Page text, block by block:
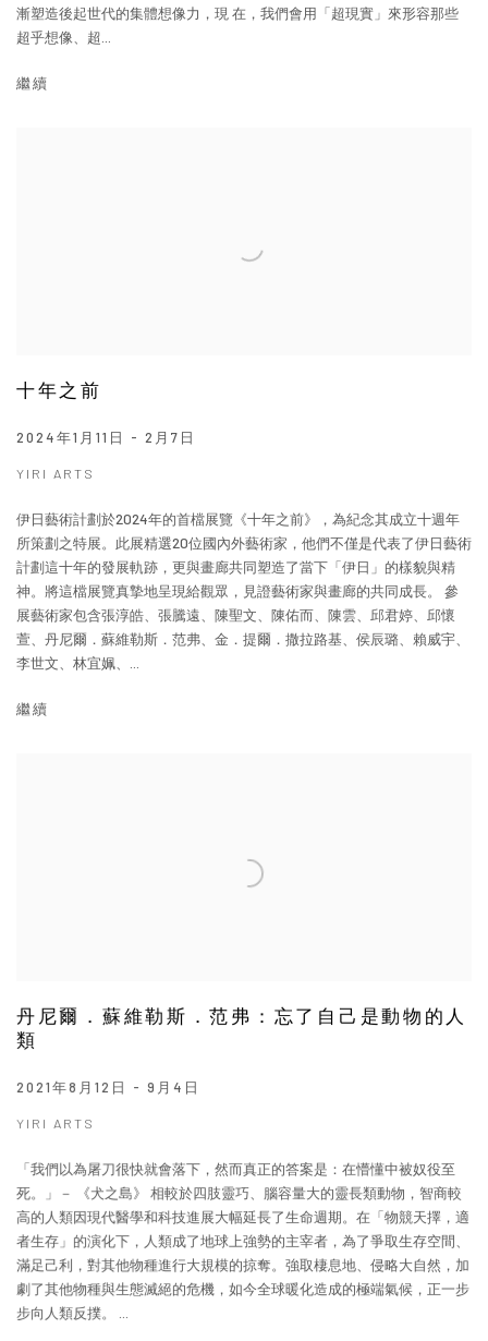
漸塑造後起世代的集體想像力，現 在，我們會用「超現實」來形容那些
超乎想像、超...
繼續
十年之前
2024年1月11日 - 2月7日
YIRI ARTS
伊日藝術計劃於2024年的首檔展覽《十年之前》，為紀念其成立十週年
所策劃之特展。此展精選20位國內外藝術家，他們不僅是代表了伊日藝術
計劃這十年的發展軌跡，更與畫廊共同塑造了當下「伊日」的樣貌與精
神。將這檔展覽真摯地呈現給觀眾，見證藝術家與畫廊的共同成長。 參
展藝術家包含張淳皓、張騰遠、陳聖文、陳佑而、陳雲、邱君婷、邱懷
萱、丹尼爾．蘇維勒斯．范弗、金．提爾．撒拉路基、侯辰璐、賴威宇、
李世文、林宜姵、...
繼續
丹尼爾．蘇維勒斯．范弗：忘了自己是動物的人
類
2021年8月12日 - 9月4日
YIRI ARTS
「我們以為屠刀很快就會落下，然而真正的答案是：在懵懂中被奴役至
死。」－ 《犬之島》 相較於四肢靈巧、腦容量大的靈長類動物，智商較
高的人類因現代醫學和科技進展大幅延長了生命週期。在「物競天擇，適
者生存」的演化下，人類成了地球上強勢的主宰者，為了爭取生存空間、
滿足己利，對其他物種進行大規模的掠奪。強取棲息地、侵略大自然，加
劇了其他物種與生態滅絕的危機，如今全球暖化造成的極端氣候，正一步
步向人類反撲。 ...